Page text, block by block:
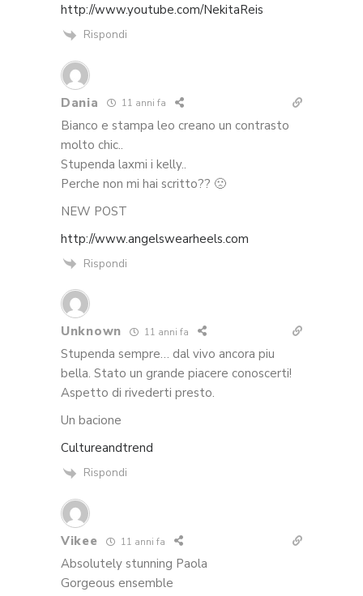
http://www.youtube.com/NekitaReis
Rispondi
Dania 11 anni fa
Bianco e stampa leo creano un contrasto
molto chic..
Stupenda laxmi i kelly..
Perche non mi hai scritto?? 🙁
NEW POST
http://www.angelswearheels.com
Rispondi
Unknown 11 anni fa
Stupenda sempre… dal vivo ancora piu
bella. Stato un grande piacere conoscerti!
Aspetto di rivederti presto.
Un bacione
Cultureandtrend
Rispondi
Vikee 11 anni fa
Absolutely stunning Paola
Gorgeous ensemble